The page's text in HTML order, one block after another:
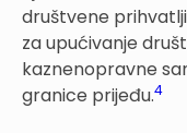
društvene
za upućivanje
kaznenopravne
granice prijeđu.4